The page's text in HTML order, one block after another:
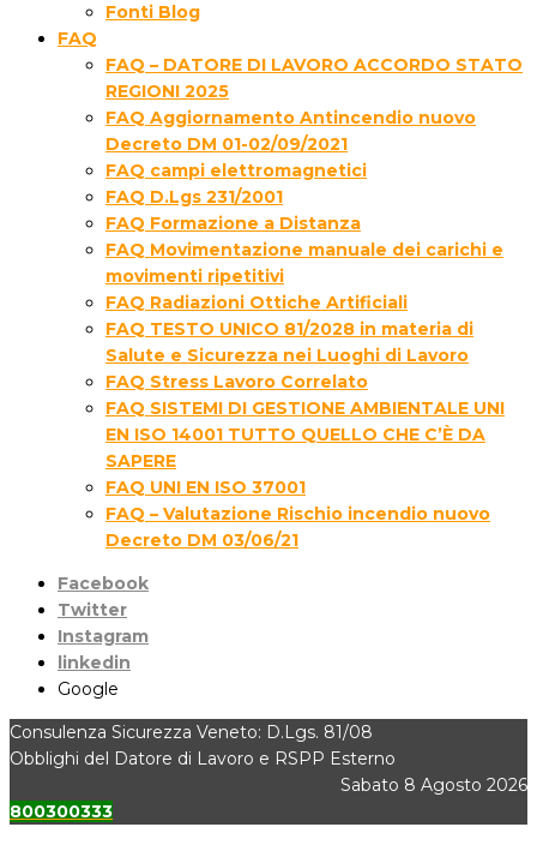
Fonti Blog
FAQ
FAQ – DATORE DI LAVORO ACCORDO STATO
REGIONI 2025
FAQ Aggiornamento Antincendio nuovo
Decreto DM 01-02/09/2021
FAQ campi elettromagnetici
FAQ D.Lgs 231/2001
FAQ Formazione a Distanza
FAQ Movimentazione manuale dei carichi e
movimenti ripetitivi
FAQ Radiazioni Ottiche Artificiali
FAQ TESTO UNICO 81/2028 in materia di
Salute e Sicurezza nei Luoghi di Lavoro
FAQ Stress Lavoro Correlato
FAQ SISTEMI DI GESTIONE AMBIENTALE UNI
EN ISO 14001 TUTTO QUELLO CHE C’È DA
SAPERE
FAQ UNI EN ISO 37001
FAQ – Valutazione Rischio incendio nuovo
Decreto DM 03/06/21
Facebook
Twitter
Instagram
linkedin
Google
Consulenza Sicurezza Veneto: D.Lgs. 81/08
Obblighi del Datore di Lavoro e RSPP Esterno
Sabato 8 Agosto 2026
800300333